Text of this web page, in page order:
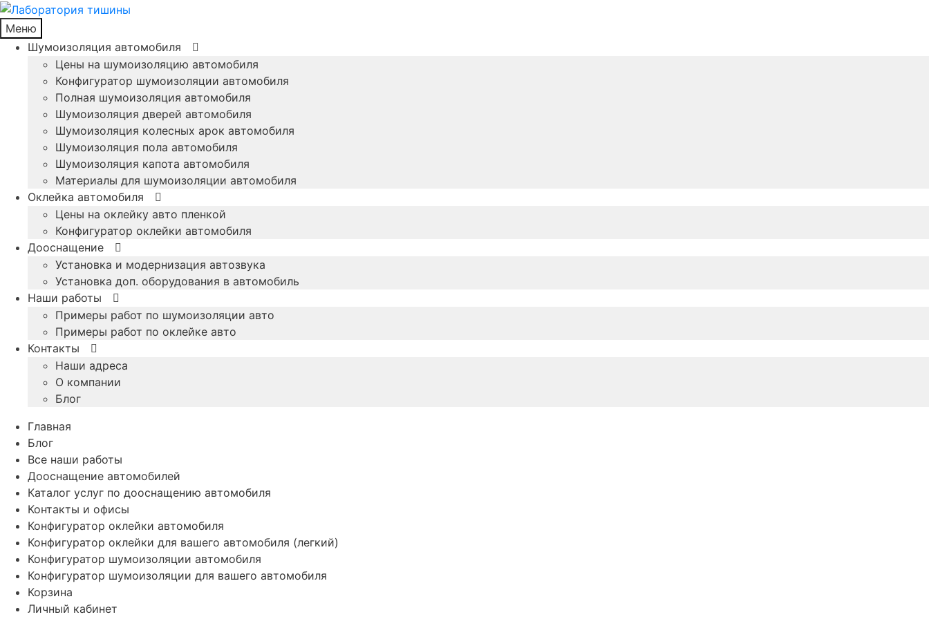
Меню
Шумоизоляция автомобиля
Цены на шумоизоляцию автомобиля
Конфигуратор шумоизоляции автомобиля
Полная шумоизоляция автомобиля
Шумоизоляция дверей автомобиля
Шумоизоляция колесных арок автомобиля
Шумоизоляция пола автомобиля
Шумоизоляция капота автомобиля
Материалы для шумоизоляции автомобиля
Оклейка автомобиля
Цены на оклейку авто пленкой
Конфигуратор оклейки автомобиля
Дооснащение
Установка и модернизация автозвука
Установка доп. оборудования в автомобиль
Наши работы
Примеры работ по шумоизоляции авто
Примеры работ по оклейке авто
Контакты
Наши адреса
О компании
Блог
Главная
Блог
Все наши работы
Дооснащение автомобилей
Каталог услуг по дооснащению автомобиля
Контакты и офисы
Конфигуратор оклейки автомобиля
Конфигуратор оклейки для вашего автомобиля (легкий)
Конфигуратор шумоизоляции автомобиля
Конфигуратор шумоизоляции для вашего автомобиля
Корзина
Личный кабинет